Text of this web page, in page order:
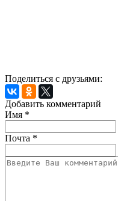
Поделиться с друзьями:
Добавить комментарий
Имя *
Почта *